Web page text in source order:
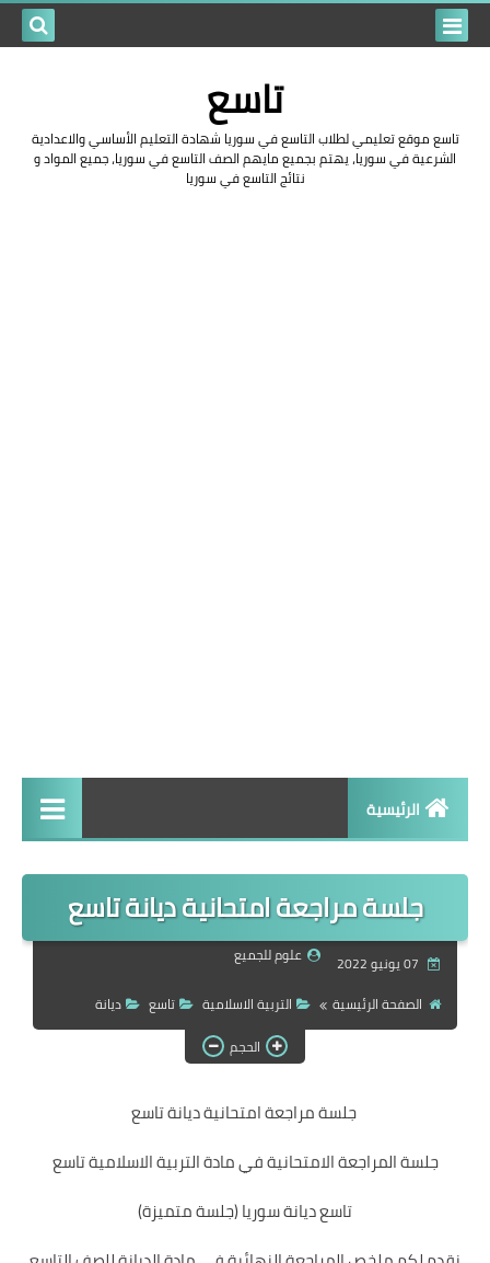
تاسع
تاسع موقع تعليمي لطلاب التاسع في سوريا شهادة التعليم الأساسي والاعدادية
الشرعية في سوريا، يهتم بجميع مايهم الصف التاسع في سوريا، جميع المواد و
نتائج التاسع في سوريا
الرئيسية
جلسة مراجعة امتحانية ديانة تاسع
علوم للجميع
الصفحة الرئيسية
التربية الاسلامية تاسع
ديانة
الحجم
جلسة مراجعة امتحانية ديانة تاسع
جلسة المراجعة الامتحانية في مادة التربية الاسلامية تاسع
تاسع ديانة سوريا (جلسة متميزة)